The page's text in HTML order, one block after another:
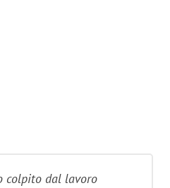
colpito dal lavoro